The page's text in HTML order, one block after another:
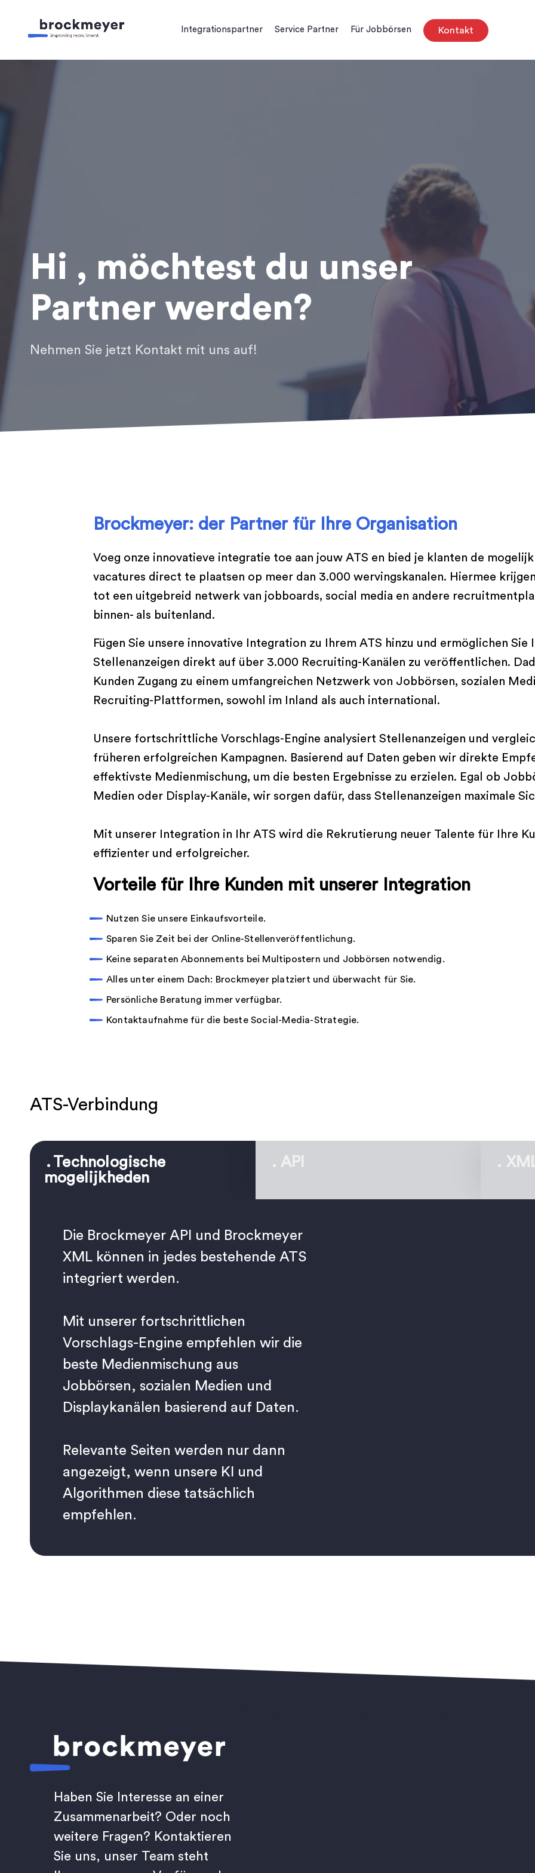
Integrationspartner Service Partner Für Jobbörsen Kontakt
Hi , möchtest du unser
Partner werden?
Nehmen Sie jetzt Kontakt mit uns auf!
Brockmeyer: der Partner für Ihre Organisation
Voeg onze innovatieve integratie toe aan jouw ATS en bied je klanten de
vacatures direct te plaatsen op meer dan 3.000 wervingskanalen. Hiermee
tot een uitgebreid netwerk van jobboards, social media en andere
binnen- als buitenland.
Fügen Sie unsere innovative Integration zu Ihrem ATS hinzu und ermöglichen Sie
Stellenanzeigen direkt auf über 3.000 Recruiting-Kanälen zu veröffentlichen.
Kunden Zugang zu einem umfangreichen Netzwerk von Jobbörsen, sozialen
Recruiting-Plattformen, sowohl im Inland als auch international.
Unsere fortschrittliche Vorschlags-Engine analysiert Stellenanzeigen und
früheren erfolgreichen Kampagnen. Basierend auf Daten geben wir direkte
effektivste Medienmischung, um die besten Ergebnisse zu erzielen. Egal ob
Medien oder Display-Kanäle, wir sorgen dafür, dass Stellenanzeigen maximale
Mit unserer Integration in Ihr ATS wird die Rekrutierung neuer Talente für Ihre
effizienter und erfolgreicher.
Vorteile für Ihre Kunden mit unserer Integration
Nutzen Sie unsere Einkaufsvorteile.
Sparen Sie Zeit bei der Online-Stellenveröffentlichung.
Keine separaten Abonnements bei Multipostern und Jobbörsen notwendig.
Alles unter einem Dach: Brockmeyer platziert und überwacht für Sie.
Persönliche Beratung immer verfügbar.
Kontaktaufnahme für die beste Social-Media-Strategie.
ATS-Verbindung
Technologische
mogelijkheden
API
Die Brockmeyer API und Brockmeyer
XML können in jedes bestehende ATS
integriert werden.
Mit unserer fortschrittlichen
Vorschlags-Engine empfehlen wir die
beste Medienmischung aus
Jobbörsen, sozialen Medien und
Displaykanälen basierend auf Daten.
Relevante Seiten werden nur dann
angezeigt, wenn unsere KI und
Algorithmen diese tatsächlich
empfehlen.
Haben Sie Interesse an einer
Zusammenarbeit? Oder noch
weitere Fragen? Kontaktieren
Sie uns, unser Team steht